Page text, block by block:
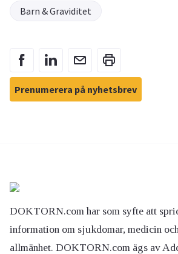
Barn & Graviditet
Prenumerera på nyhetsbrev
DOKTORN.com har som syfte att
information om sjukdomar, medicin
allmänhet. DOKTORN.com ägs av